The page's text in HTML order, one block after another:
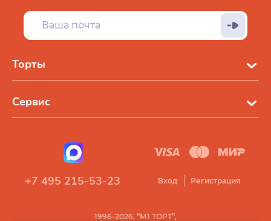
Торты
Сервис
1996-2026, “М1 ТОРТ”,
+7 495 215-53-23 Вход Регистрация